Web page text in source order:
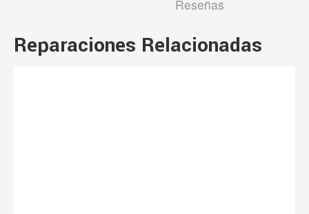
Reseñas
Reparaciones Relacionadas